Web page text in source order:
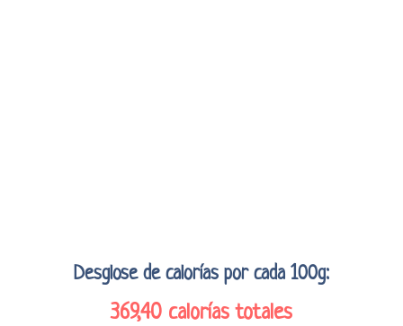
Desglose de calorías por cada 100g:
369,40 calorías totales